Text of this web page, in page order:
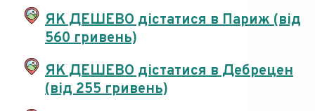
ЯК ДЕШЕВО дістатися в Париж (від
560 гривень)
ЯК ДЕШЕВО дістатися в Дебрецен
(від 255 гривень)